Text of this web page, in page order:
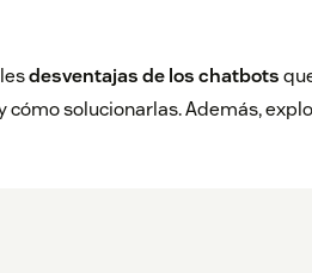
desventajas de los chatbots
solucionarlas. Además,